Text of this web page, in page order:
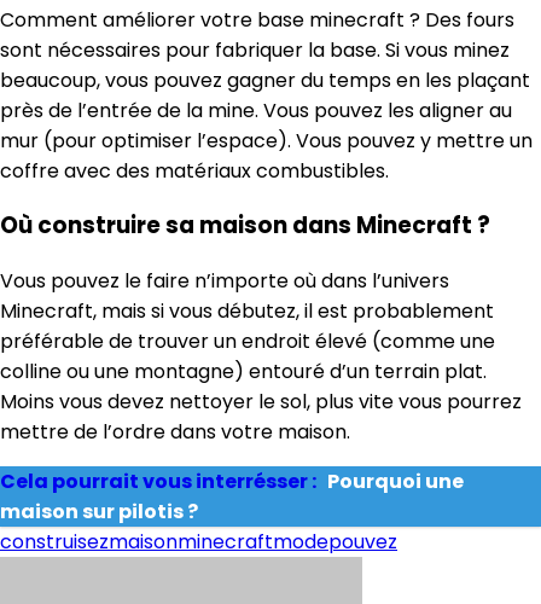
Comment améliorer votre base minecraft ? Des fours
sont nécessaires pour fabriquer la base. Si vous minez
beaucoup, vous pouvez gagner du temps en les plaçant
près de l’entrée de la mine. Vous pouvez les aligner au
mur (pour optimiser l’espace). Vous pouvez y mettre un
coffre avec des matériaux combustibles.
Où construire sa maison dans Minecraft ?
Vous pouvez le faire n’importe où dans l’univers
Minecraft, mais si vous débutez, il est probablement
préférable de trouver un endroit élevé (comme une
colline ou une montagne) entouré d’un terrain plat.
Moins vous devez nettoyer le sol, plus vite vous pourrez
mettre de l’ordre dans votre maison.
Cela pourrait vous interrésser : Pourquoi une
maison sur pilotis ?
construisezmaisonminecraftmodepouvez